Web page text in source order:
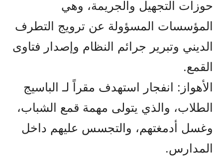
حوزات التجهيل والجريمة، وهي
المؤسسات المسؤولة عن ترويج التطرف
الديني وتبرير جرائم النظام وإصدار فتاوى
القمع.
الأهواز: انفجار استهدف مقراً لـ الباسيج
الطلاب، والذي يتولى مهمة قمع الشباب،
وغسل أدمغتهم، والتجسس عليهم داخل
المدارس.